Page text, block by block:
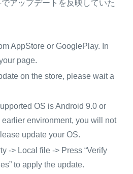
アップデートを反映していた
AppStore or GooglePlay. In
page.
on the store, please wait a
OS is Android 9.0 or
earlier environment, you will not
update your OS.
-> Local file -> Press “Verify
to apply the update.